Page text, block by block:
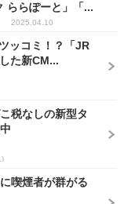
ららぽーと」「...
2025.04.10
ッコミ！？「JR
た新CM...
税なしの新型タ
喫煙者が群がる